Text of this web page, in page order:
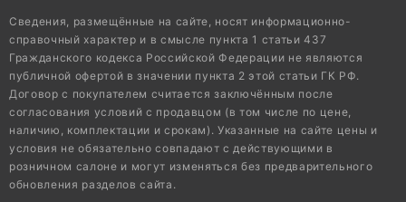
Сведения, размещённые на сайте, носят информационно-
справочный характер и в смысле пункта 1 статьи 437
Гражданского кодекса Российской Федерации не являются
публичной офертой в значении пункта 2 этой статьи ГК РФ.
Договор с покупателем считается заключённым после
согласования условий с продавцом (в том числе по цене,
наличию, комплектации и срокам). Указанные на сайте цены и
условия не обязательно совпадают с действующими в
розничном салоне и могут изменяться без предварительного
обновления разделов сайта.